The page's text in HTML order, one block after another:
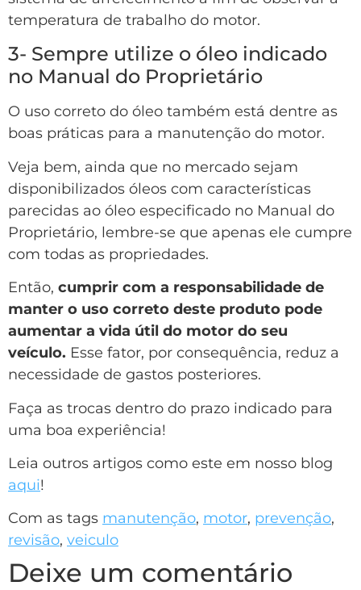
temperatura de trabalho do motor.
3- Sempre utilize o óleo indicado
no Manual do Proprietário
O uso correto do óleo também está dentre as
boas práticas para a manutenção do motor.
Veja bem, ainda que no mercado sejam
disponibilizados óleos com características
parecidas ao óleo especificado no Manual do
Proprietário, lembre-se que apenas ele cumpre
com todas as propriedades.
Então, cumprir com a responsabilidade de
manter o uso correto deste produto pode
aumentar a vida útil do motor do seu
veículo. Esse fator, por consequência, reduz a
necessidade de gastos posteriores.
Faça as trocas dentro do prazo indicado para
uma boa experiência!
Leia outros artigos como este em nosso blog
aqui!
Com as tags manutenção, motor, prevenção,
revisão, veiculo
Deixe um comentário